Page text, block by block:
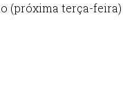
(próxima terça-